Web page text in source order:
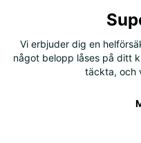
Vi erbjuder dig en
något belopp låses på ditt
täckta, och